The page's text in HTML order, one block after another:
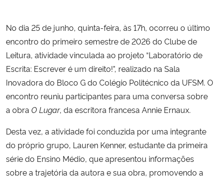
Planalto
No dia 25 de junho, quinta-feira, às 17h, ocorreu o último
encontro do primeiro semestre de 2026 do Clube de
Leitura, atividade vinculada ao projeto “Laboratório de
Escrita: Escrever é um direito!”, realizado na Sala
Inovadora do Bloco G do Colégio Politécnico da UFSM. O
encontro reuniu participantes para uma conversa sobre
a obra O Lugar, da escritora francesa Annie Ernaux.
Desta vez, a atividade foi conduzida por uma integrante
do próprio grupo, Lauren Kenner, estudante da primeira
série do Ensino Médio, que apresentou informações
sobre a trajetória da autora e sua obra, promovendo a